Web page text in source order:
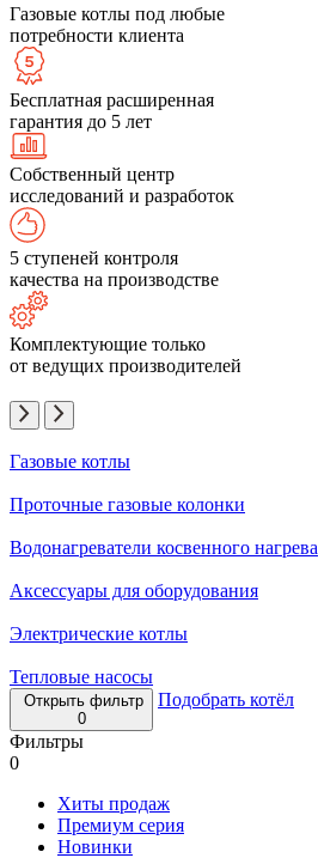
Газовые котлы под любые
потребности клиента
Бесплатная расширенная
гарантия до 5 лет
Собственный центр
исследований и разработок
5 ступеней контроля
качества на производстве
Комплектующие только
от ведущих производителей
Газовые котлы
Проточные газовые колонки
Водонагреватели косвенного нагрева
Аксессуары для оборудования
Электрические котлы
Тепловые насосы
Открыть фильтр
0
Подобрать котёл
Фильтры
0
Хиты продаж
Премиум серия
Новинки